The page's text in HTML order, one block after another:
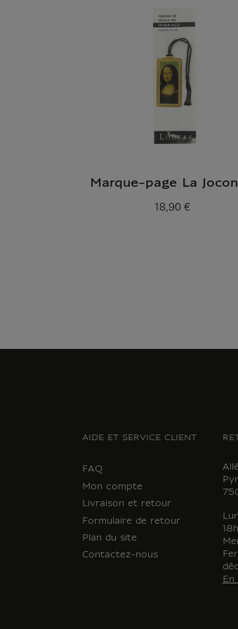
Marque-page La
Prix ​​actuel
18,90 €
AIDE ET SERVICE CLIENT
FAQ
Mon compte
Livraison et retour
Formulaire de retour
Plan du site
Contactez-nous
En